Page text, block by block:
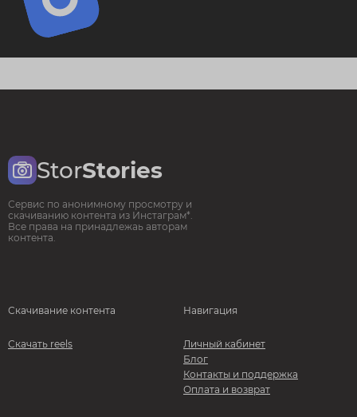
StorStories
Сервис по анонимному просмотру и
скачиванию контента из Инстаграм*.
Все права на принадлежаь авторам
контента.
Скачивание контента
Скачать reels
Навигация
Личный кабинет
Блог
Контакты и поддержка
Оплата и возврат